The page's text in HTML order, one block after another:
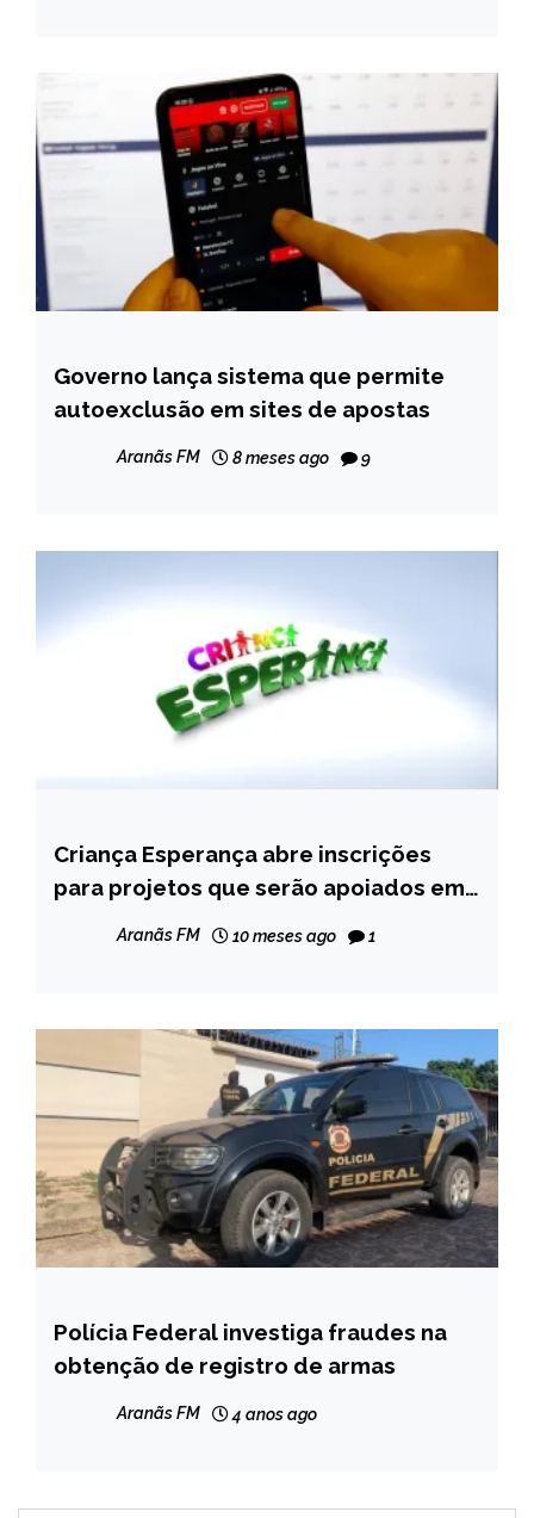
BRASIL
NOTÍCIAS
Governo lança sistema que permite
autoexclusão em sites de apostas
Aranãs FM 8 meses ago 9
BRASIL
NOTÍCIAS
Criança Esperança abre inscrições
para projetos que serão apoiados em
Aranãs FM 10 meses ago 1
BRASIL
NOTÍCIAS
Polícia Federal investiga fraudes na
obtenção de registro de armas
Aranãs FM 4 anos ago